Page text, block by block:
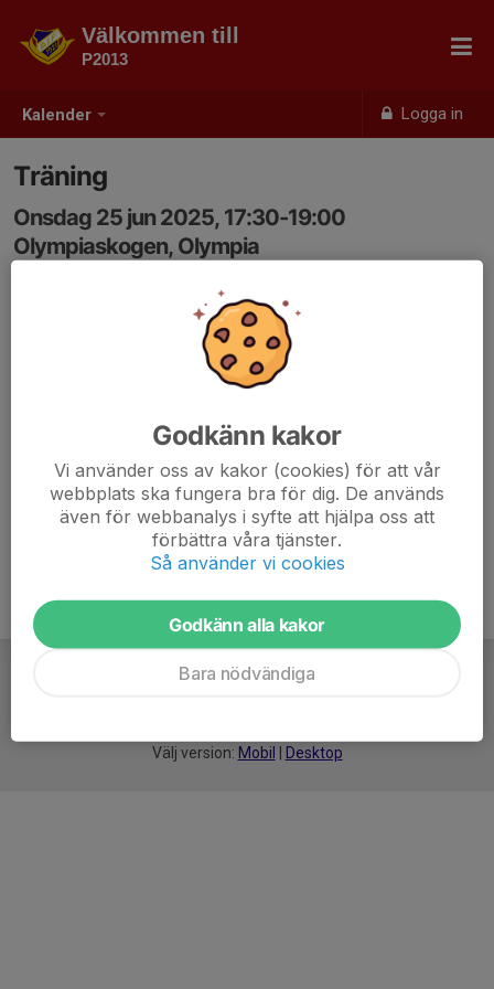
Kalender Logga in
Välkommen till
P2013
Träning
Onsdag 25 jun 2025, 17:30-19:00
Olympiaskogen, Olympia
Välj version: Mobil Desktop
Godkänn kakor
Vi använder oss av kakor (cookies) för att vår
webbplats ska fungera bra för dig. De används
även för webbanalys i syfte att hjälpa oss att
förbättra våra tjänster.
Så använder vi cookies
Godkänn alla kakor
Bara nödvändiga